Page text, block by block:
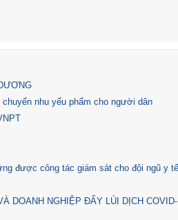
nhu yếu phẩm cho người dân
được công tác giám sát cho đội ngũ y
DOANH NGHIỆP ĐẨY LÙI DỊCH